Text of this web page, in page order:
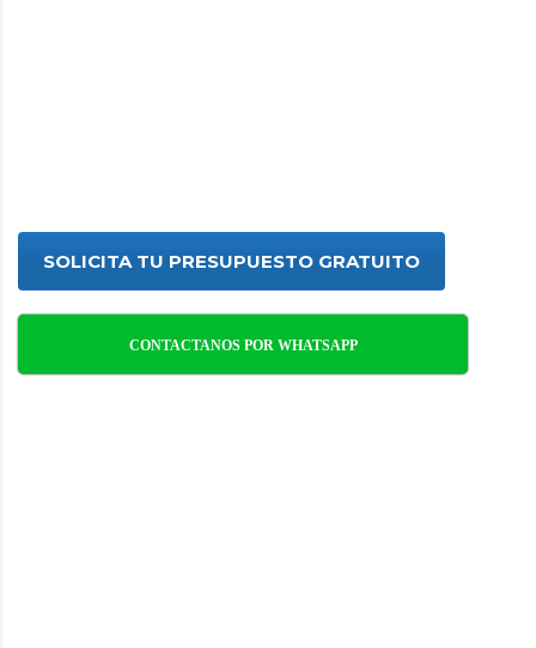
SOLICITA TU PRESUPUESTO GRATUITO
CONTACTANOS POR WHATSAPP